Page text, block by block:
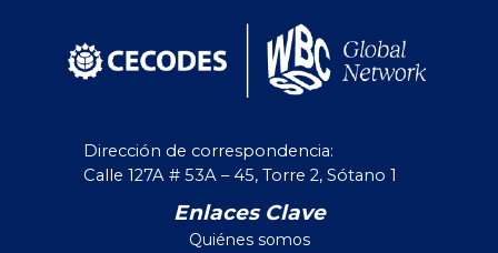
Dirección de correspondencia:
Calle 127A # 53A – 45, Torre 2, Sótano 1
Enlaces Clave
Quiénes somos